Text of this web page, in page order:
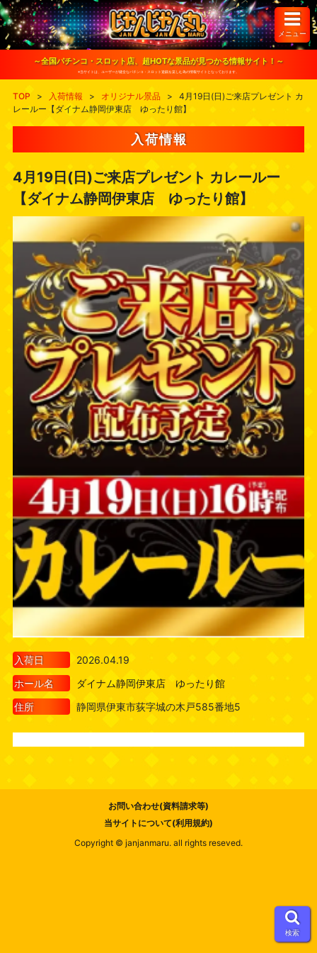
S
k
i
o
メニュー
～全国パチンコ・スロット店、超HOTな景品が見つかる情報サイト！～
※当サイトは、ユーザーが健全なパチンコ・スロット遊戯を楽しむ為の情報サイトとなっております。
TOP > 入荷情報 > オリジナル景品 >
4月19日(日)ご来店プレゼント カ
レールー【ダイナム静岡伊東店 ゆったり館】
入荷情報
4月19日(日)ご来店プレゼント カレールー
【ダイナム静岡伊東店 ゆったり館】
入荷日
2026.04.19
ホール名
ダイナム静岡伊東店 ゆったり館
住所
静岡県伊東市荻字城の木戸585番地5
お問い合わせ(資料請求等)
当サイトについて(利用規約)
Copyright © janjanmaru. all rights reseved.
検索